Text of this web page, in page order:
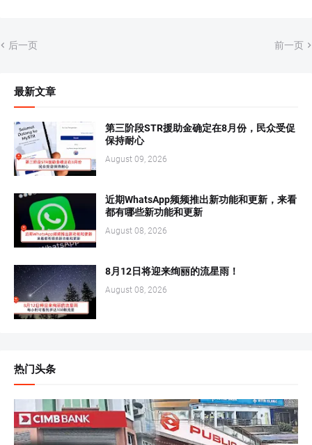
后一页 前一页
最新文章
第三阶段STR援助金确定在8月份，民众受促
保持耐心
August 09, 2026
近期WhatsApp频频推出新功能和更新，来看
都有哪些新功能和更新
August 08, 2026
8月12日将迎来绚丽的流星雨！
August 08, 2026
热门头条